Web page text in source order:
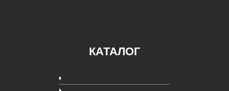
КАТАЛОГ